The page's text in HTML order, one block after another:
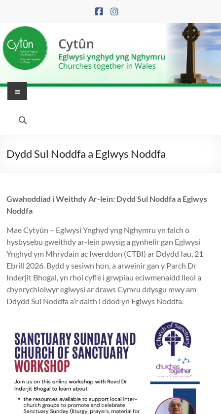
content
Eglwysi
yng
Churches
in
Wales
Eglwysi
ynghyd
yng
Together
Wales
Menu
Dydd Sul Noddfa a Eglwys Noddfa
Gwahoddiad i Weithdy Ar-lein: Dydd Sul Noddfa a Eglwys
Noddfa
Mae Cytyûn – Eglwysi Ynghyd yng Nghymru yn falch o
hysbysebu gweithdy ar-lein pwysig a gynhelir gan Eglwysi
Ynghyd ym Mhrydain ac Iwerddon (CTBI) ar Ddydd Iau, 21
Ebrill 2026. Bydd y sesiwn hon, a arweinir gan y Parch Dr
Inderjit Bhogal, yn rhoi cyfle i grwpiau eciwmenaidd lleol a
chynrychiolwyr eglwysi ar draws Cymru ddysgu mwy am
Ddydd Sul Noddfa a’r daith i ddod yn Eglwys Noddfa.